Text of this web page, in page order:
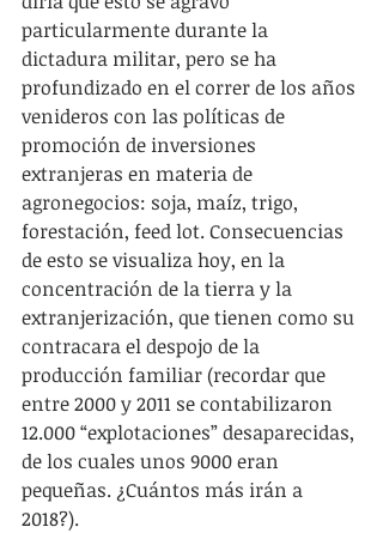
particularmente durante la
dictadura militar, pero se ha
profundizado en el correr de los años
venideros con las políticas de
promoción de inversiones
extranjeras en materia de
agronegocios: soja, maíz, trigo,
forestación, feed lot. Consecuencias
de esto se visualiza hoy, en la
concentración de la tierra y la
extranjerización, que tienen como su
contracara el despojo de la
producción familiar (recordar que
entre 2000 y 2011 se contabilizaron
12.000 “explotaciones” desaparecidas,
de los cuales unos 9000 eran
pequeñas. ¿Cuántos más irán a
2018?).